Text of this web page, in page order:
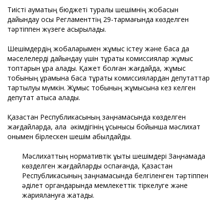
Тиісті аумақтың бюджеті туралы шешімнің жобасын
дайындау осы Регламенттің 29-тармағында көзделген
тәртіппен жүзеге асырылады.
Шешімдердің жобаларымен жұмыс істеу және басқа да
мәселелерді дайындау үшін тұрақты комиссиялар жұмыс
топтарын құра алады. Қажет болған жағдайда, жұмыс
тобының құрамына басқа тұрақты комиссиялардан депутаттар
тартылуы мүмкін. Жұмыс тобының жұмысына кез келген
депутат қатыса алады.
Қазақстан Республикасының заңнамасында көзделген
жағдайларда, қала әкімдігінің ұсынысы бойынша мәслихат
онымен бірлескен шешім қабылдайды.
Мәслихаттың нормативтік құқықтық шешімдері Заңнамада
көзделген жағдайларды қоспағанда, Қазақстан
Республикасының заңнамасында белгіленген тәртіппен
әділет органдарында мемлекеттік тіркелуге және
жариялануға жатады.